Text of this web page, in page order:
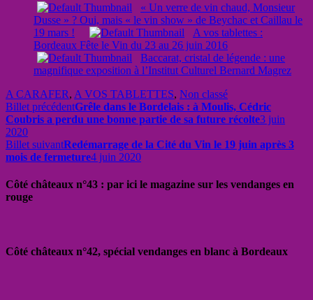
« Un verre de vin chaud, Monsieur
Dusse » ? Oui, mais « le vin show » de Beychac et Caillau le
19 mars !
A vos tablettes :
Bordeaux Fête le Vin du 23 au 26 juin 2016
Baccarat, cristal de légende : une
magnifique exposition à l’Institut Culturel Bernard Magrez
A CARAFER, A VOS TABLETTES, Non classé
Billet précédentGrêle dans le Bordelais : à Moulis, Cédric
Coubris a perdu une bonne partie de sa future récolte3 juin
2020
Billet suivantRedémarrage de la Cité du Vin le 19 juin après 3
mois de fermeture4 juin 2020
Côté châteaux n°43 : par ici le magazine sur les vendanges en
rouge
Côté châteaux n°42, spécial vendanges en blanc à Bordeaux